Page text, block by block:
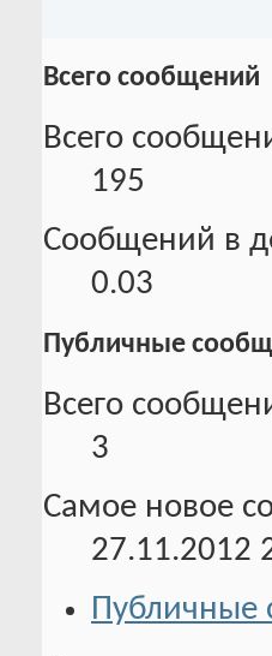
Всего сообщений
Всего
195
Сообщений в
0.03
Публичные
Всего
3
Самое новое
27.11.2012
Публичные